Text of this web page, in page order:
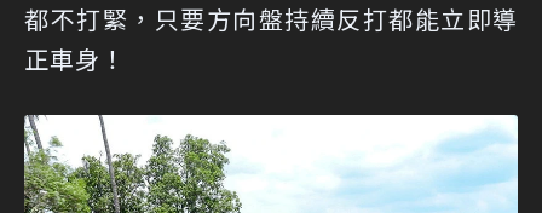
都不打緊，只要方向盤持續反打都能立即導
正車身！